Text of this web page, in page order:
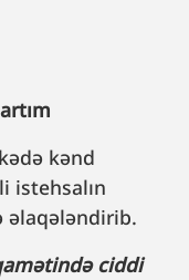
kənd
istehsalın
əlaqələndirib.
ciddi